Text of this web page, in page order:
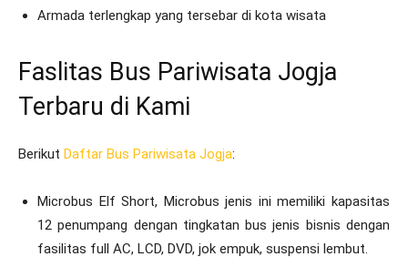
Armada terlengkap yang tersebar di kota wisata
Faslitas Bus Pariwisata Jogja
Terbaru di Kami
Berikut Daftar Bus Pariwisata Jogja:
Microbus Elf Short, Microbus jenis ini memiliki kapasitas
12 penumpang dengan tingkatan bus jenis bisnis dengan
fasilitas full AC, LCD, DVD, jok empuk, suspensi lembut.